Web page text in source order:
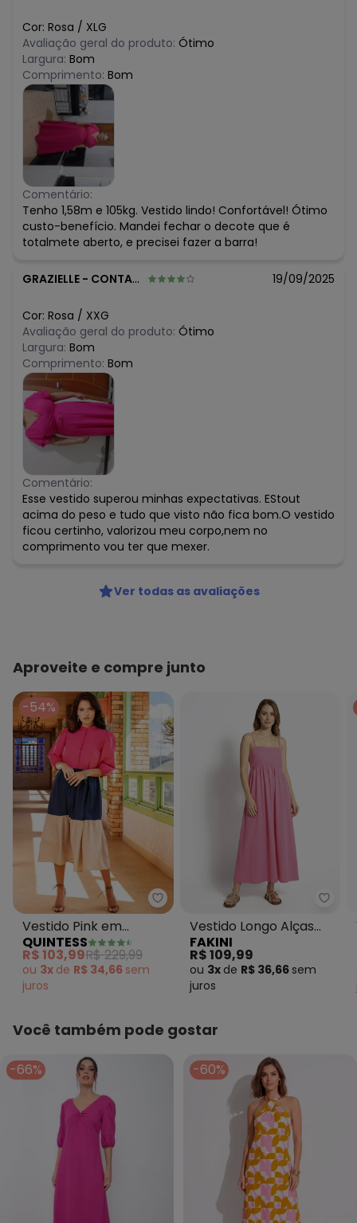
Cor: Rosa / XLG
Avaliação geral do produto: Ótimo
Largura: Bom
Comprimento: Bom
Comentário:
Tenho 1,58m e 105kg. Vestido lindo! Confortável! Ótimo
custo-benefício. Mandei fechar o decote que é
totalmete aberto, e precisei fazer a barra!
GRAZIELLE - CONTAGEM - MG 19/09/2025
Cor: Rosa / XXG
Avaliação geral do produto: Ótimo
Largura: Bom
Comprimento: Bom
Comentário:
Esse vestido superou minhas expectativas. EStout
acima do peso e tudo que visto não fica bom.O vestido
ficou certinho, valorizou meu corpo,nem no
comprimento vou ter que mexer.
Ver todas as avaliações
Aproveite e compre junto
-54%
Quintess - Vestido Pink em
Vestido Pink em
Tricoline
QUINTESS
R$ 103,99R$ 229,99
ou 3x de R$ 34,66 sem
juros
Vestido Longo Alças
Rosa
FAKINI
R$ 109,99
ou 3x de R$ 36,66 sem
juros
Você também pode gostar
-66% -60%